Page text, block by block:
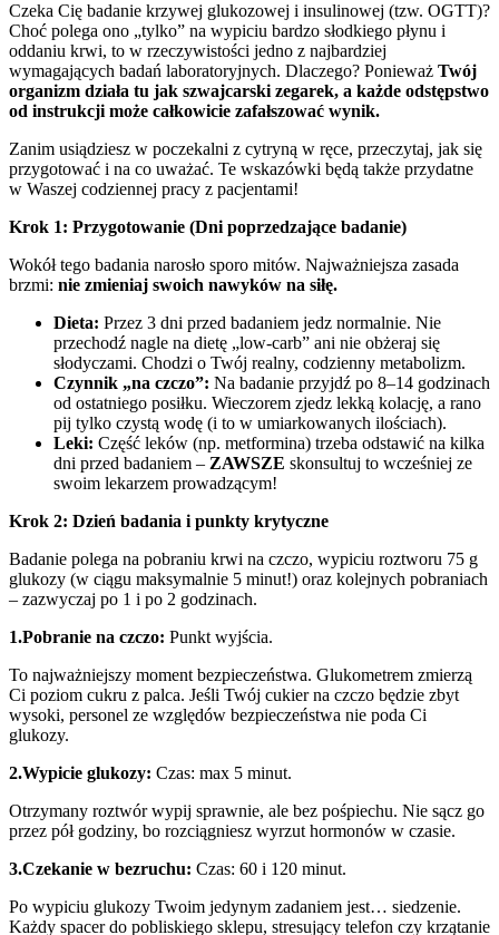
Czeka Cię badanie krzywej glukozowej i insulinowej (tzw. OGTT)?
Choć polega ono „tylko” na wypiciu bardzo słodkiego płynu i
oddaniu krwi, to w rzeczywistości jedno z najbardziej
wymagających badań laboratoryjnych. Dlaczego? Ponieważ Twój
organizm działa tu jak szwajcarski zegarek, a każde odstępstwo
od instrukcji może całkowicie zafałszować wynik.
Zanim usiądziesz w poczekalni z cytryną w ręce, przeczytaj, jak się
przygotować i na co uważać. Te wskazówki będą także przydatne
w Waszej codziennej pracy z pacjentami!
Krok 1: Przygotowanie (Dni poprzedzające badanie)
Wokół tego badania narosło sporo mitów. Najważniejsza zasada
brzmi: nie zmieniaj swoich nawyków na siłę.
Dieta: Przez 3 dni przed badaniem jedz normalnie. Nie
przechodź nagle na dietę „low-carb” ani nie obżeraj się
słodyczami. Chodzi o Twój realny, codzienny metabolizm.
Czynnik „na czczo”: Na badanie przyjdź po 8–14 godzinach
od ostatniego posiłku. Wieczorem zjedz lekką kolację, a rano
pij tylko czystą wodę (i to w umiarkowanych ilościach).
Leki: Część leków (np. metformina) trzeba odstawić na kilka
dni przed badaniem – ZAWSZE skonsultuj to wcześniej ze
swoim lekarzem prowadzącym!
Krok 2: Dzień badania i punkty krytyczne
Badanie polega na pobraniu krwi na czczo, wypiciu roztworu 75 g
glukozy (w ciągu maksymalnie 5 minut!) oraz kolejnych pobraniach
– zazwyczaj po 1 i po 2 godzinach.
1.Pobranie na czczo: Punkt wyjścia.
To najważniejszy moment bezpieczeństwa. Glukometrem zmierzą
Ci poziom cukru z palca. Jeśli Twój cukier na czczo będzie zbyt
wysoki, personel ze względów bezpieczeństwa nie poda Ci
glukozy.
2.Wypicie glukozy: Czas: max 5 minut.
Otrzymany roztwór wypij sprawnie, ale bez pośpiechu. Nie sącz go
przez pół godziny, bo rozciągniesz wyrzut hormonów w czasie.
3.Czekanie w bezruchu: Czas: 60 i 120 minut.
Po wypiciu glukozy Twoim jedynym zadaniem jest… siedzenie.
Każdy spacer do pobliskiego sklepu, stresujący telefon czy krzątanie